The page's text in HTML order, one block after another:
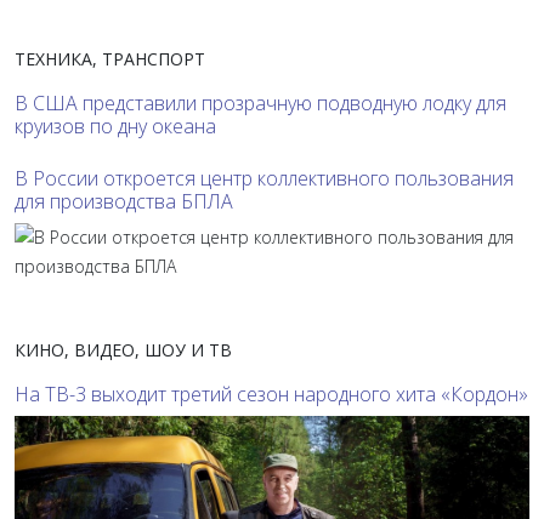
ТЕХНИКА, ТРАНСПОРТ
В США представили прозрачную подводную лодку для
круизов по дну океана
В России откроется центр коллективного пользования
для производства БПЛА
КИНО, ВИДЕО, ШОУ И ТВ
На ТВ-3 выходит третий сезон народного хита «Кордон»